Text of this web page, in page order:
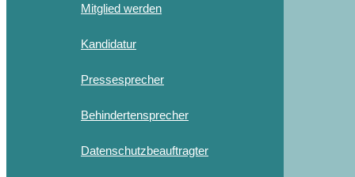
Mitglied werden
Kandidatur
Pressesprecher
Behindertensprecher
Datenschutzbeauftragter